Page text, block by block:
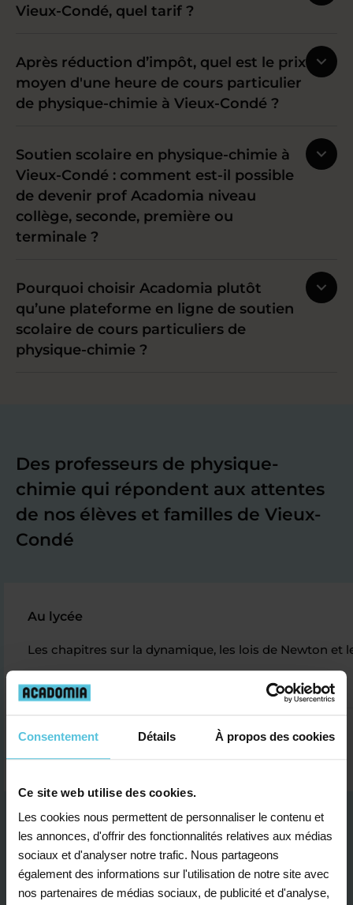
Consentement Détails À propos des cookies
Ce site web utilise des cookies.
Les cookies nous permettent de personnaliser le contenu et
les annonces, d'offrir des fonctionnalités relatives aux médias
sociaux et d'analyser notre trafic. Nous partageons
également des informations sur l'utilisation de notre site avec
nos partenaires de médias sociaux, de publicité et d'analyse,
Vieux-Condé, quel tarif ?
Après réduction d’impôt, quel est le prix
moyen d'une heure de cours particulier
de physique-chimie à Vieux-Condé ?
Soutien scolaire en physique-chimie à
Vieux-Condé : comment est-il possible
de devenir prof Acadomia niveau
collège, seconde, première ou
terminale ?
Pourquoi choisir Acadomia plutôt
qu’une plateforme en ligne de soutien
scolaire de cours particuliers de
physique-chimie ?
Des professeurs de physique-
chimie qui répondent aux attentes
de nos élèves et familles de Vieux-
Condé
Au lycée
Les chapitres sur la dynamique, les lois de Newton
Jade N.